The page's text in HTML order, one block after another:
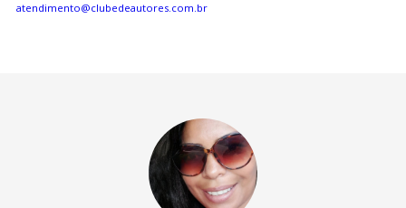
atendimento@clubedeautores.com.br